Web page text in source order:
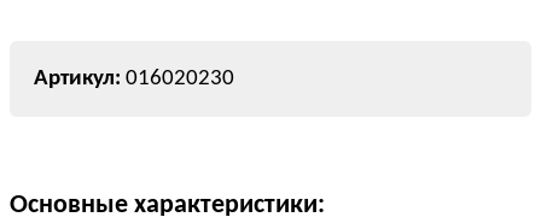
016020230
Основные характеристики: